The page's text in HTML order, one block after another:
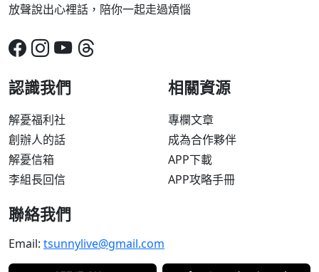
放聲說出心裡話，陪你一起走過煩惱
認識我們
解憂福利社
創辦人的話
解憂信箱
李組長回信
相關資源
專欄文章
成為合作夥伴
APP下載
APP攻略手冊
聯絡我們
Email: tsunnylive@gmail.com